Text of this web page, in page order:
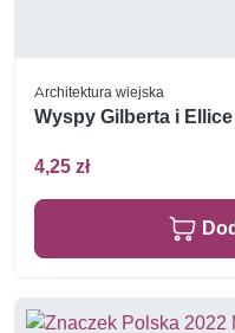
Architektura wiejska
Wyspy Gilberta i
4,25 zł